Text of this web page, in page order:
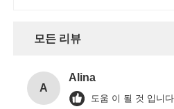
모든 리뷰
A
Alina
도움 이 될 것 입니